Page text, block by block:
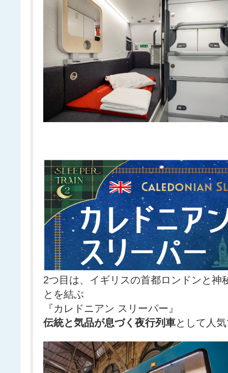
2つ目は、イギリスの首都ロンドンと神
とを結ぶ
『カレドニアン スリーパー』
伝統と気品が息づく夜行列車として人